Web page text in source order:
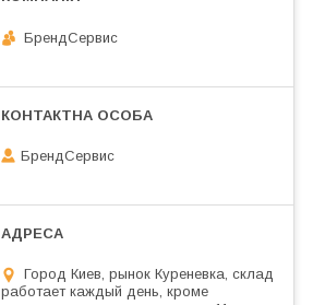
БрендСервис
БрендСервис
Город Киев, рынок Куреневка, склад
работает каждый день, кроме